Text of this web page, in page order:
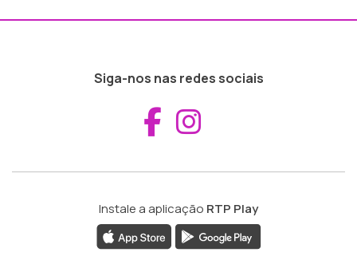
Siga-nos nas redes sociais
Aceder ao
Instale a aplicação RTP Play